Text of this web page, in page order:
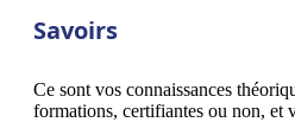
Savoirs
Ce sont vos connaissances
formations, certifiantes ou non, et